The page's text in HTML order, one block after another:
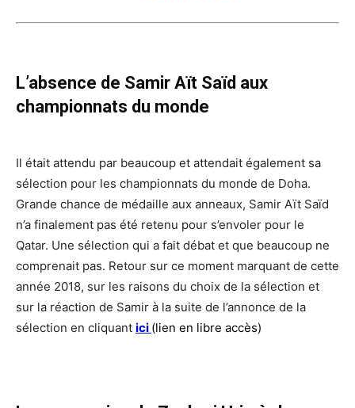
L’absence de Samir Aït Saïd aux
championnats du monde
Il était attendu par beaucoup et attendait également sa
sélection pour les championnats du monde de Doha.
Grande chance de médaille aux anneaux, Samir Aït Saïd
n’a finalement pas été retenu pour s’envoler pour le
Qatar. Une sélection qui a fait débat et que beaucoup ne
comprenait pas. Retour sur ce moment marquant de cette
année 2018, sur les raisons du choix de la sélection et
sur la réaction de Samir à la suite de l’annonce de la
sélection en cliquant ici (lien en libre accès)